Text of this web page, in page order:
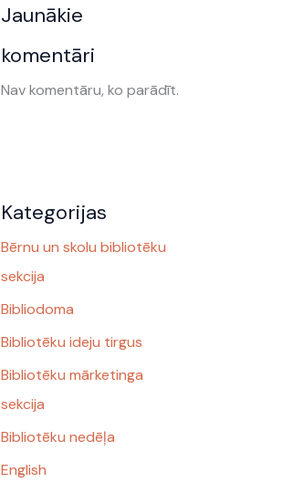
Jaunākie
komentāri
Nav komentāru, ko parādīt.
Kategorijas
Bērnu un skolu bibliotēku
sekcija
Bibliodoma
Bibliotēku ideju tirgus
Bibliotēku mārketinga
sekcija
Bibliotēku nedēļa
English